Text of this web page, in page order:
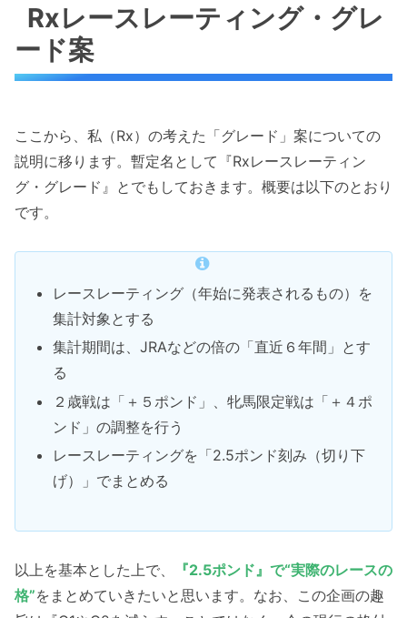
Rxレースレーティング・グレ
ード案
ここから、私（Rx）の考えた「グレード」案についての
説明に移ります。暫定名として『Rxレースレーティン
グ・グレード』とでもしておきます。概要は以下のとおり
です。
レースレーティング（年始に発表されるもの）を
集計対象とする
集計期間は、JRAなどの倍の「直近６年間」とす
る
２歳戦は「＋５ポンド」、牝馬限定戦は「＋４ポ
ンド」の調整を行う
レースレーティングを「2.5ポンド刻み（切り下
げ）」でまとめる
以上を基本とした上で、
『2.5ポンド』で“実際のレースの
格”をまとめていきたいと思います。なお、この企画の趣